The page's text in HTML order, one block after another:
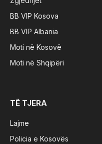
BB VIP Kosova
BB VIP Albania
Moti në Kosovë
Moti në Shqipëri
TË TJERA
Lajme
Policia e Kosovës